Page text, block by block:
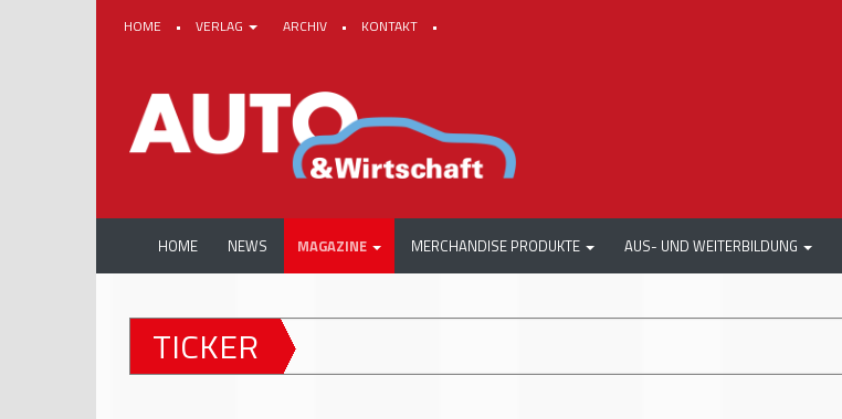
HOME • VERLAG ARCHIV • KONTAKT •
HOME NEWS MAGAZINE MERCHANDISE PRODUKTE AUS- UND WEITERBILDUNG
TICKER